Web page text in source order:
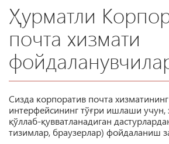
Ҳурматли
почта хизмати
Сизда корпоратив почта
интерфейсининг тўғри ишлаши учун,
қўллаб-қувватланадиган
тизимлар, браузерлар) фойдаланиш